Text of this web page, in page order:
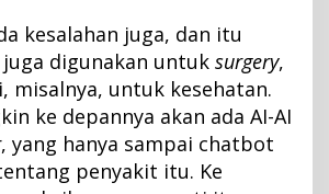
kesalahan juga, dan itu
digunakan untuk surgery,
misalnya, untuk kesehatan.
ke depannya akan ada AI-AI
, yang hanya sampai chatbot
penyakit itu. Ke